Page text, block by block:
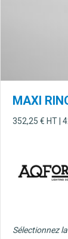
MAXI
352,25 € HT |
Sélectionnez